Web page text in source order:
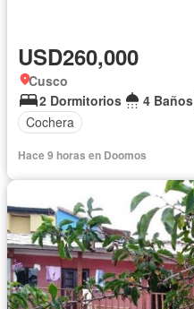
USD260,000
Cusco
2 Dormitorios
4 Baños
Cochera
Hace 9 horas en Doomos